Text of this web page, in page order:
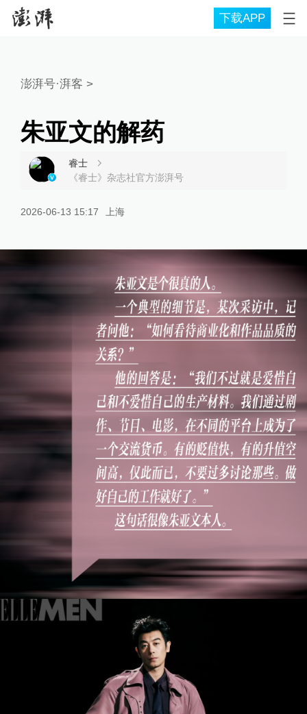
下载APP
澎湃号·湃客 >
朱亚文的解药
睿士
《睿士》杂志社官方澎湃号
2026-06-13 15:17 上海